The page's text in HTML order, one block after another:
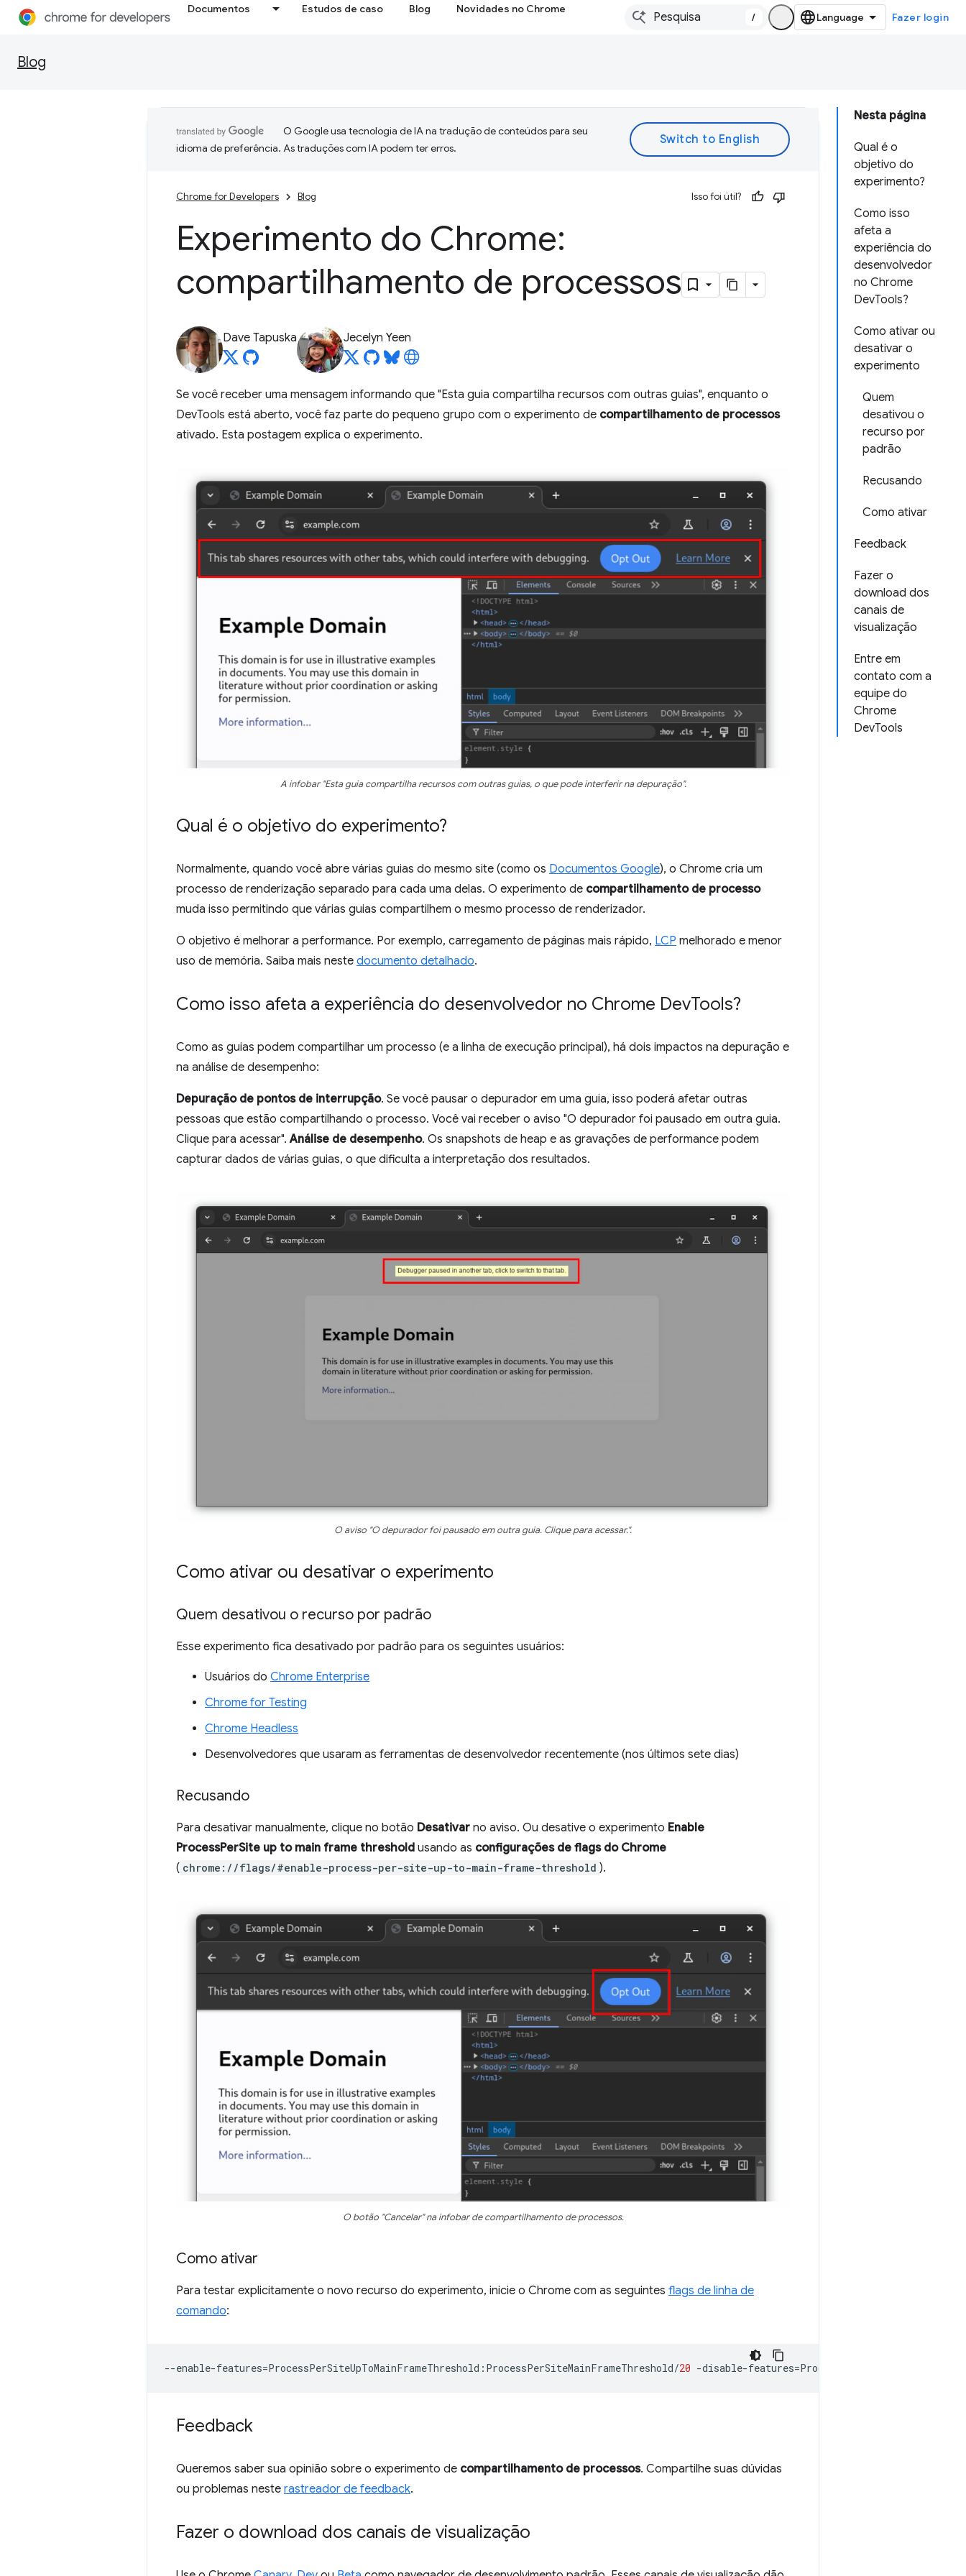
Documentos Estudos de caso Blog Novidades no Chrome
/ Fazer login
Blog
Nesta página
Qual é o
objetivo do
experimento?
Como isso
afeta a
experiência do
desenvolvedor
no Chrome
DevTools?
Como ativar ou
desativar o
experimento
Quem
desativou o
recurso por
padrão
Recusando
Como ativar
Feedback
Fazer o
download dos
canais de
visualização
Entre em
contato com a
equipe do
Chrome
DevTools
O Google usa tecnologia de IA na tradução de conteúdos para seu
idioma de preferência. As traduções com IA podem ter erros.
Chrome for Developers Blog Isso foi útil?
Experimento do Chrome:
compartilhamento de processos
Dave Tapuska Jecelyn Yeen
Se você receber uma mensagem informando que "Esta guia compartilha recursos com outras guias", enquanto o
DevTools está aberto, você faz parte do pequeno grupo com o experimento de compartilhamento de processos
ativado. Esta postagem explica o experimento.
A infobar "Esta guia compartilha recursos com outras guias, o que pode interferir na depuração".
Qual é o objetivo do experimento?
Normalmente, quando você abre várias guias do mesmo site (como os Documentos Google), o Chrome cria um
processo de renderização separado para cada uma delas. O experimento de compartilhamento de processo
muda isso permitindo que várias guias compartilhem o mesmo processo de renderizador.
O objetivo é melhorar a performance. Por exemplo, carregamento de páginas mais rápido, LCP melhorado e menor
uso de memória. Saiba mais neste documento detalhado.
Como isso afeta a experiência do desenvolvedor no Chrome DevTools?
Como as guias podem compartilhar um processo (e a linha de execução principal), há dois impactos na depuração e
na análise de desempenho:
Depuração de pontos de interrupção. Se você pausar o depurador em uma guia, isso poderá afetar outras
pessoas que estão compartilhando o processo. Você vai receber o aviso "O depurador foi pausado em outra guia.
Clique para acessar".Análise de desempenho. Os snapshots de heap e as gravações de performance podem
capturar dados de várias guias, o que dificulta a interpretação dos resultados.
O aviso "O depurador foi pausado em outra guia. Clique para acessar.".
Como ativar ou desativar o experimento
Quem desativou o recurso por padrão
Esse experimento fica desativado por padrão para os seguintes usuários:
Usuários do Chrome Enterprise
Chrome for Testing
Chrome Headless
Desenvolvedores que usaram as ferramentas de desenvolvedor recentemente (nos últimos sete dias)
Recusando
Para desativar manualmente, clique no botão Desativar no aviso. Ou desative o experimento Enable
ProcessPerSite up to main frame threshold usando as configurações de flags do Chrome
( chrome://flags/#enable-process-per-site-up-to-main-frame-threshold ).
O botão "Cancelar" na infobar de compartilhamento de processos.
Como ativar
Para testar explicitamente o novo recurso do experimento, inicie o Chrome com as seguintes flags de linha de
comando:
--enable-features=ProcessPerSiteUpToMainFrameThreshold : ProcessPerSiteMainFrameThreshold/20 -disable-features=
Feedback
Queremos saber sua opinião sobre o experimento de compartilhamento de processos. Compartilhe suas dúvidas
ou problemas neste rastreador de feedback.
Fazer o download dos canais de visualização